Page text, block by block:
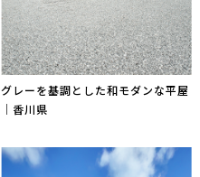
グレーを基調とした和モダンな平屋
｜香川県